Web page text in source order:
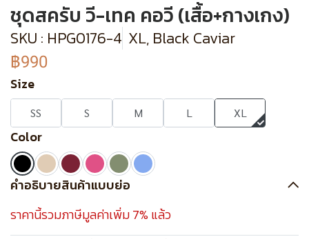
ชุดสครับ วี-เทค คอวี (เสื้อ+กางเกง)
SKU : HPG0176-4 XL, Black Caviar
฿990
Size
SS S M L XL
Color
คำอธิบายสินค้าแบบย่อ
ราคานี้รวมภาษีมูลค่าเพิ่ม 7% แล้ว